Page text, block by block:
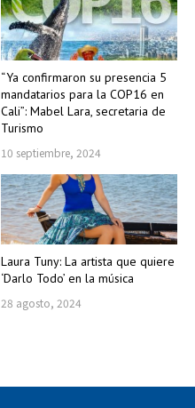
“Ya confirmaron su presencia 5
mandatarios para la COP16 en
Cali”: Mabel Lara, secretaria de
Turismo
10 septiembre, 2024
Laura Tuny: La artista que quiere
‘Darlo Todo’ en la música
28 agosto, 2024